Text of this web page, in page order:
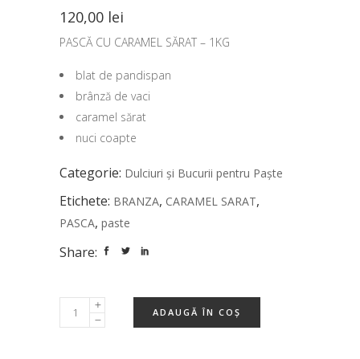
120,00 lei
PASCĂ CU CARAMEL SĂRAT – 1KG
blat de pandispan
brânză de vaci
caramel sărat
nuci coapte
Categorie: Dulciuri și Bucurii pentru Paște
Etichete: BRANZA, CARAMEL SARAT,
PASCA, paste
Share:
ADAUGĂ ÎN COȘ